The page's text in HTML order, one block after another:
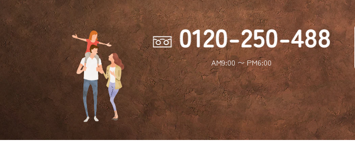
AM9:00 〜 PM6:00